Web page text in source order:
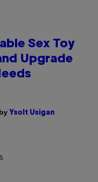
Sex Toy
Upgrade
Ysolt Usigan